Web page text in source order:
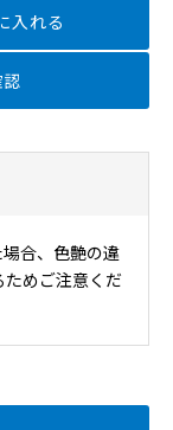
入れる
合、色艶の違
めご注意くだ